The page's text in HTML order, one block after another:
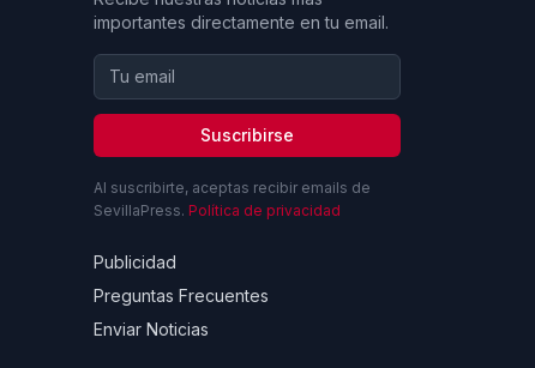
importantes directamente en tu email.
Suscribirse
Al suscribirte, aceptas recibir emails de
SevillaPress. Política de privacidad
Publicidad
Preguntas Frecuentes
Enviar Noticias